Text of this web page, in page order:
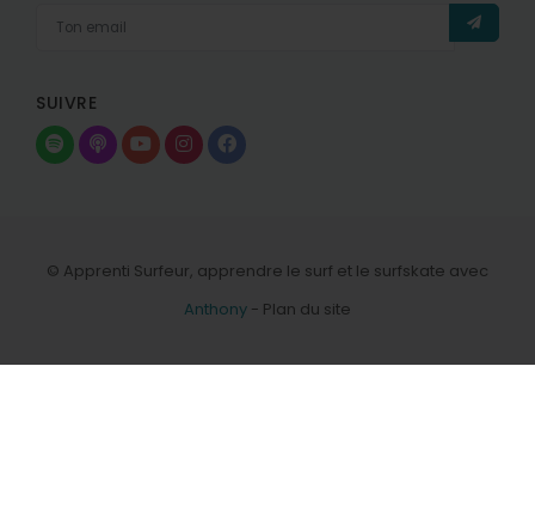
SUIVRE
© Apprenti Surfeur, apprendre le surf et le surfskate avec
Anthony - Plan du site